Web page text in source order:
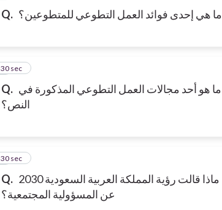
Q. ما هي إحدى فوائد العمل التطوعي للمتطوعين؟
Q. ما هو أحد مجالات العمل التطوعي المذكورة في
النص؟
8
30 sec
Q. ماذا قالت رؤية المملكة العربية السعودية 2030
عن المسؤولية المجتمعية؟
9
30 sec